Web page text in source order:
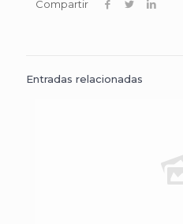
Compartir
Entradas relacionadas